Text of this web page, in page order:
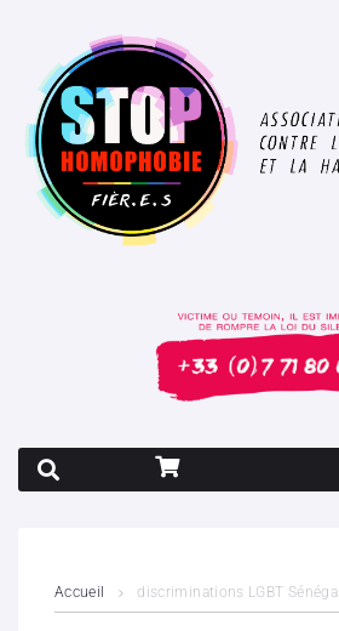
Accueil discriminations LGBT Sénégal